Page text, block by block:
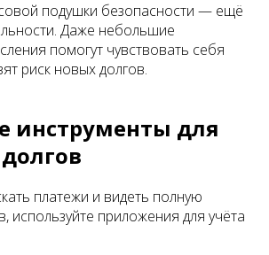
подушки безопасности — ещё
Даже небольшие
помогут чувствовать себя
риск новых долгов.
инструменты для
платежи и видеть полную
используйте приложения для учёта